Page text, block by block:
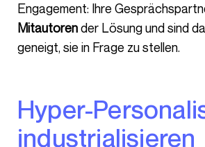
Engagement: Ihre
Mitautorender Lösung und sind
geneigt, sie in Frage zu stellen.
Hyper-Personalisierung
industrialisieren